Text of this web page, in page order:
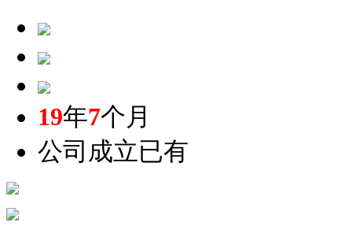
19年7个月
公司成立已有